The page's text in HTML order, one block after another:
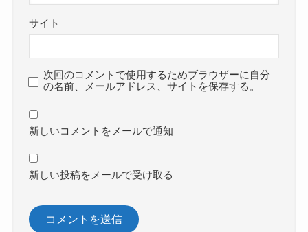
サイト
次回のコメントで使用するためブラウザーに自分
の名前、メールアドレス、サイトを保存する。
新しいコメントをメールで通知
新しい投稿をメールで受け取る